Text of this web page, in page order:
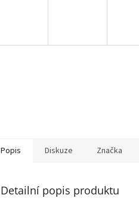
Popis Diskuze Značka
Detailní popis produktu